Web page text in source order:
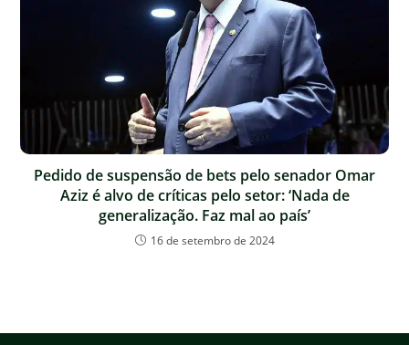
Pedido de suspensão de bets pelo senador Omar
Aziz é alvo de críticas pelo setor: ‘Nada de
generalização. Faz mal ao país’
16 de setembro de 2024